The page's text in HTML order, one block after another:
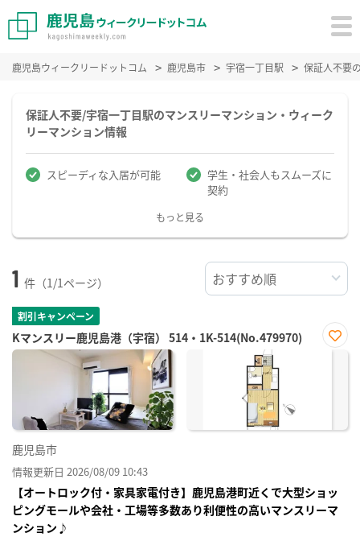
鹿児島ウィークリードットコム 鹿児島市 宇宿一丁目駅 保証人不要
保証人不要/宇宿一丁目駅のマンスリーマンション・ウィーク
リーマンション情報
スピーディな入居が可能
学生・社会人もスムーズに
契約
もっと見る
1 件（1/1ページ）
割引キャンペーン
Kマンスリー鹿児島港（宇宿） 514・1K-514(No.479970)
お気
鹿児島市
情報更新日 2026/08/09 10:43
【オートロック付・家具家電付き】鹿児島港町近くで大型ショッ
ピングモールや会社・工場等多数あり利便性の高いマンスリーマ
ンション♪